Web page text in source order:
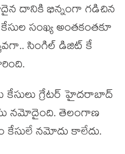
దానికి భిన్నంగా గడిచిన
సంఖ్య అంతకంతకూ
సింగిల్ డిజిట్ కే
గ్రేటర్ హైదరాబాద్
నమోదైంది. తెలంగాణ
కేసులే నమోదు కాలేదు.